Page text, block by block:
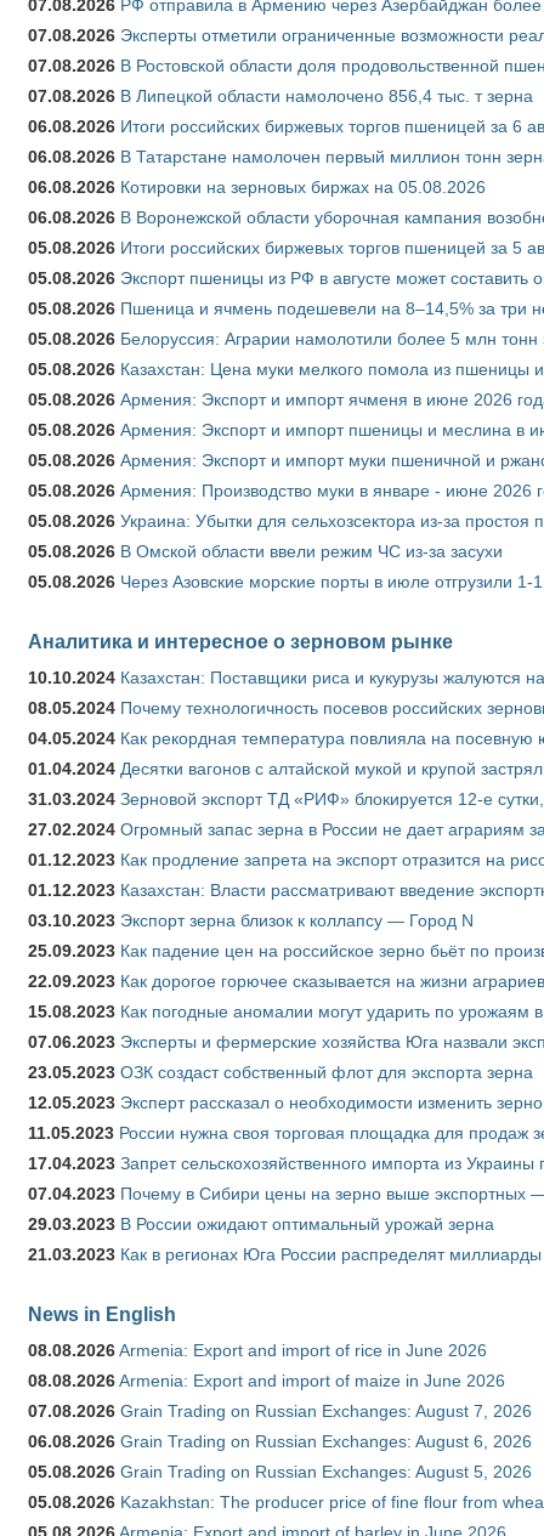
07.08.2026 РФ отправила в Армению через Азербайджан более
07.08.2026 Эксперты отметили ограниченные возможности
07.08.2026 В Ростовской области доля продовольственной
07.08.2026 В Липецкой области намолочено 856,4 тыс. т зерна
06.08.2026 Итоги российских биржевых торгов пшеницей за 6
06.08.2026 В Татарстане намолочен первый миллион тонн
06.08.2026 Котировки на зерновых биржах на 05.08.2026
06.08.2026 В Воронежской области уборочная кампания
05.08.2026 Итоги российских биржевых торгов пшеницей за 5
05.08.2026 Экспорт пшеницы из РФ в августе может составить
05.08.2026 Пшеница и ячмень подешевели на 8–14,5% за три
05.08.2026 Белоруссия: Аграрии намолотили более 5 млн тонн
05.08.2026 Казахстан: Цена муки мелкого помола из пшеницы
05.08.2026 Армения: Экспорт и импорт ячменя в июне 2026
05.08.2026 Армения: Экспорт и импорт пшеницы и меслина в
05.08.2026 Армения: Экспорт и импорт муки пшеничной и
05.08.2026 Армения: Производство муки в январе - июне 2026
05.08.2026 Украина: Убытки для сельхозсектора из-за простоя
05.08.2026 В Омской области ввели режим ЧС из-за засухи
05.08.2026 Через Азовские морские порты в июле отгрузили
Аналитика и интересное о зерновом рынке
10.10.2024 Казахстан: Поставщики риса и кукурузы жалуются
08.05.2024 Почему технологичность посевов российских
04.05.2024 Как рекордная температура повлияла на
01.04.2024 Десятки вагонов с алтайской мукой и крупой
31.03.2024 Зерновой экспорт ТД «РИФ» блокируется 12-е
27.02.2024 Огромный запас зерна в России не дает аграриям
01.12.2023 Как продление запрета на экспорт отразится на
01.12.2023 Казахстан: Власти рассматривают введение
03.10.2023 Экспорт зерна близок к коллапсу — Город N
25.09.2023 Как падение цен на российское зерно бьёт по
22.09.2023 Как дорогое горючее сказывается на жизни аграриев
15.08.2023 Как погодные аномалии могут ударить по урожаям
07.06.2023 Эксперты и фермерские хозяйства Юга назвали
23.05.2023 ОЗК создаст собственный флот для экспорта зерна
12.05.2023 Эксперт рассказал о необходимости изменить
11.05.2023 России нужна своя торговая площадка для продаж
17.04.2023 Запрет сельскохозяйственного импорта из
07.04.2023 Почему в Сибири цены на зерно выше экспортных
29.03.2023 В России ожидают оптимальный урожай зерна
21.03.2023 Как в регионах Юга России распределят
News in English
08.08.2026Armenia: Export and import of rice in June 2026
08.08.2026Armenia: Export and import of maize in June 2026
07.08.2026 Grain Trading on Russian Exchanges: August 7, 2026
06.08.2026 Grain Trading on Russian Exchanges: August 6, 2026
05.08.2026 Grain Trading on Russian Exchanges: August 5, 2026
05.08.2026 Kazakhstan: The producer price of fine flour from